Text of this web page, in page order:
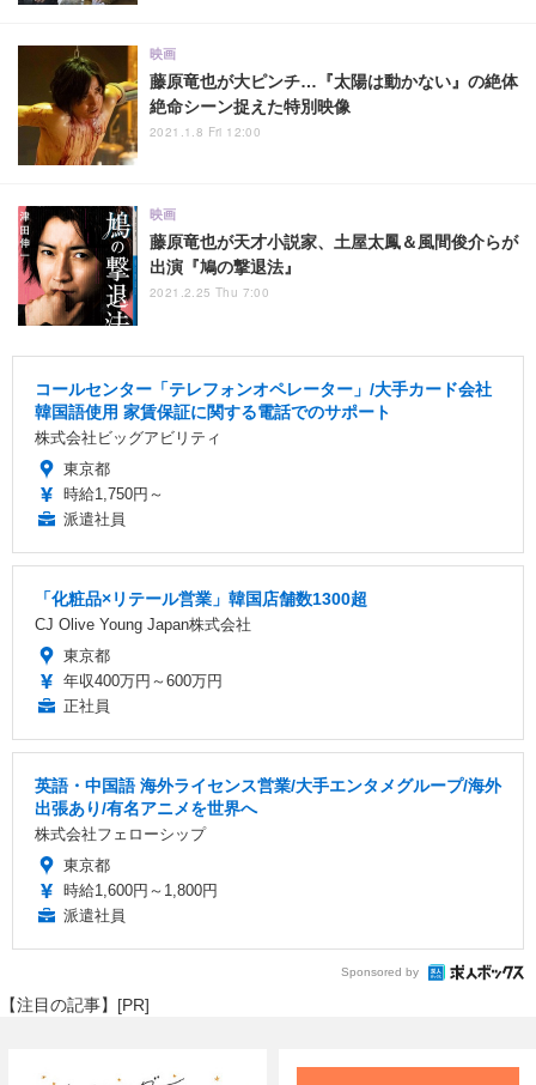
藤原竜也が大ピンチ…『太陽は動かない』の絶体
絶命シーン捉えた特別映像
映画
2021.1.8 Fri 12:00
藤原竜也が天才小説家、土屋太鳳＆風間俊介らが
出演『鳩の撃退法』
映画
2021.2.25 Thu 7:00
コールセンター「テレフォンオペレーター」/大手カード会社
韓国語使用 家賃保証に関する電話でのサポート
株式会社ビッグアビリティ
東京都
時給1,750円～
派遣社員
「化粧品×リテール営業」韓国店舗数1300超
CJ Olive Young Japan株式会社
東京都
年収400万円～600万円
正社員
英語・中国語 海外ライセンス営業/大手エンタメグループ/海外
出張あり/有名アニメを世界へ
株式会社フェローシップ
東京都
時給1,600円～1,800円
派遣社員
Sponsored by
【注目の記事】[PR]